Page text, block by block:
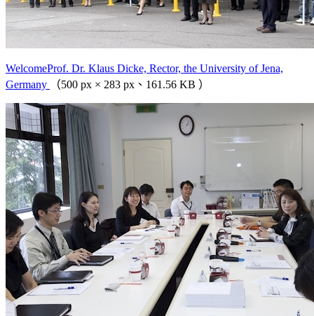
WelcomeProf. Dr. Klaus Dicke, Rector, the University of Jena,
Germany
（500 px × 283 px、161.56 KB ）